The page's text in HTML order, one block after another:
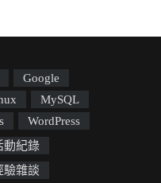
Google
MySQL
WordPress
動紀錄
驗雜談